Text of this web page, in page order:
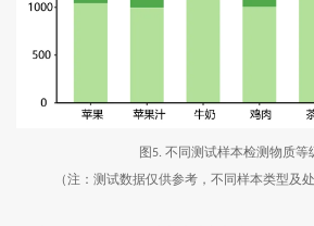
图5. 不同测试样本检测物质等
（注：测试数据仅供参考，不同样本类型及